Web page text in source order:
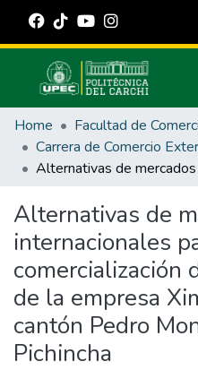
Communities & Collections
All of DSpace
Statistics
Estadísticas Externas
Manuales
Home
Carrera de Comercio
Alternativas de
internacionales
comercialización
de la empresa
cantón Pedro
Pichincha